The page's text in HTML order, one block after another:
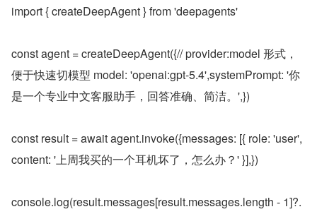
import { createDeepAgent } from 'deepagents'
const agent = createDeepAgent({// provider:model 形式，
便于快速切模型 model: 'openai:gpt-5.4',systemPrompt: '你
是一个专业中文客服助手，回答准确、简洁。',})
const result = await agent.invoke({messages: [{ role: 'user',
content: '上周我买的一个耳机坏了，怎么办？' }],})
console.log(result.messages[result.messages.length - 1]?.